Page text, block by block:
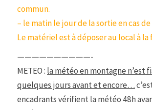
commun.
– le matin le jour de la sortie en cas
Le matériel est à déposer au local à la
——————————-
METEO : la météo en montagne n’est
quelques jours avant et encore…
encadrants vérifient la météo 48h